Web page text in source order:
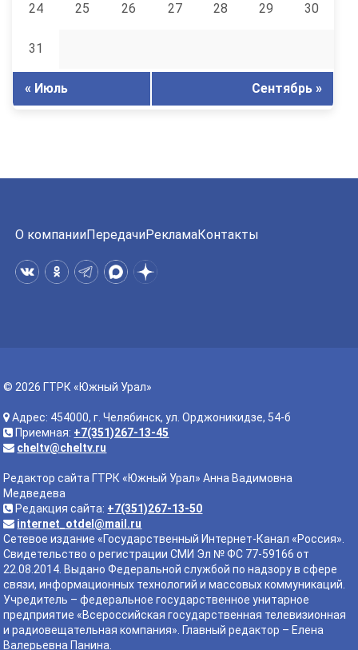
24 25 26 27 28 29 30
31
« Июль Сентябрь »
О компанииПередачиРекламаКонтакты
© 2026 ГТРК «Южный Урал»
Адрес: 454000, г. Челябинск, ул. Орджоникидзе, 54-б
Приемная: +7(351)267-13-45
cheltv@cheltv.ru
Редактор сайта ГТРК «Южный Урал» Анна Вадимовна
Медведева
Редакция сайта: +7(351)267-13-50
internet_otdel@mail.ru
Сетевое издание «Государственный Интернет-Канал «Россия».
Свидетельство о регистрации СМИ Эл № ФС 77-59166 от
22.08.2014. Выдано Федеральной службой по надзору в сфере
связи, информационных технологий и массовых коммуникаций.
Учредитель – федеральное государственное унитарное
предприятие «Всероссийская государственная телевизионная
и радиовещательная компания». Главный редактор – Елена
Валерьевна Панина.